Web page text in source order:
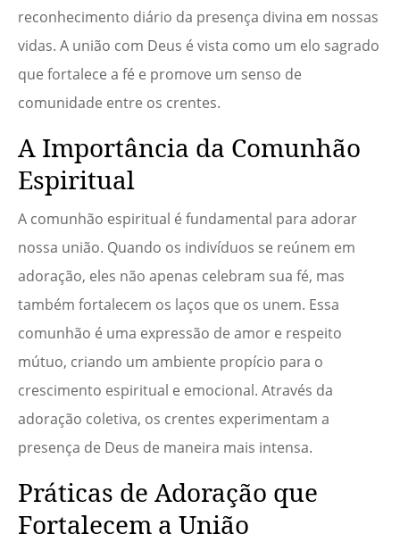
reconhecimento diário da presença divina em nossas
vidas. A união com Deus é vista como um elo sagrado
que fortalece a fé e promove um senso de
comunidade entre os crentes.
A Importância da Comunhão
Espiritual
A comunhão espiritual é fundamental para adorar
nossa união. Quando os indivíduos se reúnem em
adoração, eles não apenas celebram sua fé, mas
também fortalecem os laços que os unem. Essa
comunhão é uma expressão de amor e respeito
mútuo, criando um ambiente propício para o
crescimento espiritual e emocional. Através da
adoração coletiva, os crentes experimentam a
presença de Deus de maneira mais intensa.
Práticas de Adoração que
Fortalecem a União